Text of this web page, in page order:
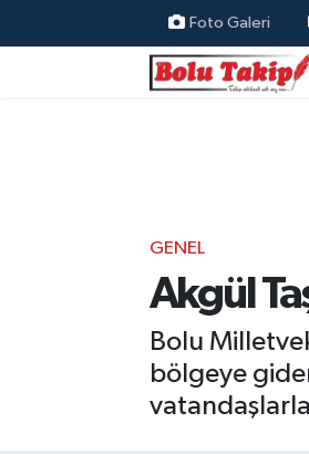
Foto Galeri
GENEL
Akgül
Bolu
bölgeye